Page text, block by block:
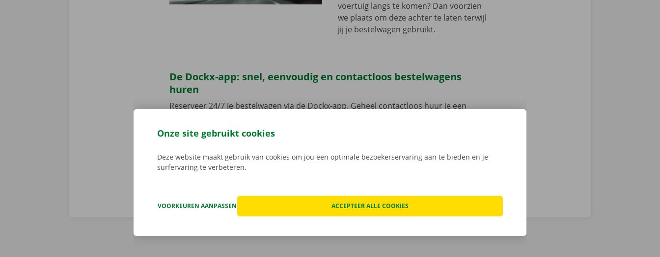
voertuig langs te komen? Dan voorzien
we plaats om deze achter te laten terwijl
jij je bestelwagen gebruikt.
De Dockx-app: snel, eenvoudig en contactloos bestelwagens
huren
Reserveer 24/7 je bestelwagen via de Dockx-app. Geheel contactloos huur je een
je afhaalpunt, maak je keuze uit het aanbod voertuigen, reken af en je bent klaar om te
vertrekken. Download de gratis app nu voor
Onze site gebruikt cookies
Deze website maakt gebruik van cookies om jou een optimale bezoekerservaring aan te bieden en je
surfervaring te verbeteren.
VOORKEUREN AANPASSEN ACCEPTEER ALLE COOKIES